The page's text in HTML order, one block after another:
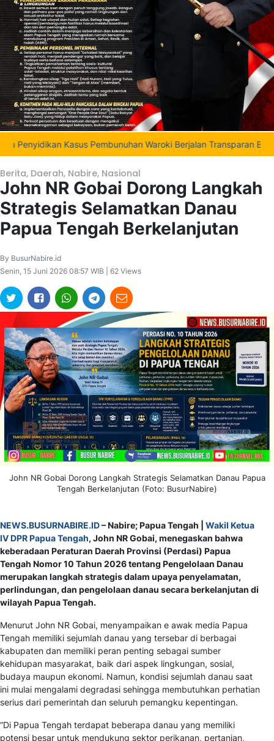
Kasus Pembunuhan Waroki Berjalan Transparan Berbasis Fakta
Berita, Daerah, Nabire, Nasional
John NR Gobai Dorong Langkah
Strategis Selamatkan Danau
Papua Tengah Berkelanjutan
By BusurNabire.id
Senin, 15 Juni 2026 08:57 WIB | 62 Views
John NR Gobai Dorong Langkah Strategis Selamatkan Danau Papua
Tengah Berkelanjutan (Foto: BusurNabire)
NEWS.BUSURNABIRE.ID– Nabire; Papua Tengah | Wakil Ketua
IV DPR Papua Tengah, John NR Gobai, menegaskan bahwa
keberadaan Peraturan Daerah Provinsi (Perdasi) Papua
Tengah Nomor 10 Tahun 2026 tentang Pengelolaan Danau
merupakan langkah strategis dalam upaya penyelamatan,
perlindungan, dan pengelolaan danau secara berkelanjutan di
wilayah Papua Tengah.
Menurut John NR Gobai, menyampaikan e awak media Papua
Tengah memiliki sejumlah danau yang tersebar di berbagai
kabupaten dan memiliki peran penting sebagai sumber
kehidupan masyarakat, baik dari aspek lingkungan, sosial,
budaya maupun ekonomi. Namun, kondisi sejumlah danau saat
ini mulai mengalami degradasi sehingga membutuhkan perhatian
serius dari pemerintah dan seluruh pemangku kepentingan.
“Di Papua Tengah terdapat beberapa danau yang memiliki
potensi besar untuk mendukung sektor perikanan, pertanian,